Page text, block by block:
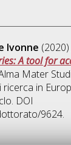
Ivonne
A tool for
Mater
in
DOI
9624.